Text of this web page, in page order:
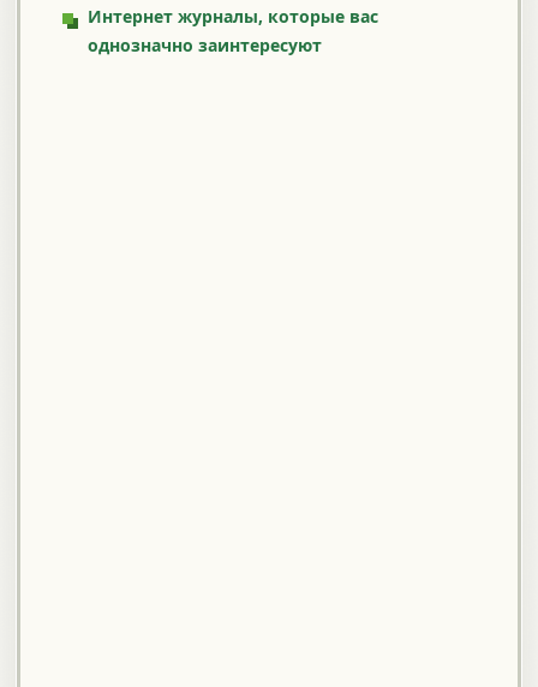
Интернет журналы, которые вас
однозначно заинтересуют